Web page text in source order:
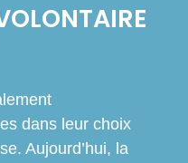
dans leur choix
Aujourd’hui, la